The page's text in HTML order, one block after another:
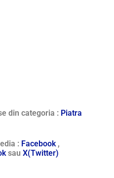
din categoria : Piatra
: Facebook ,
sau X(Twitter)